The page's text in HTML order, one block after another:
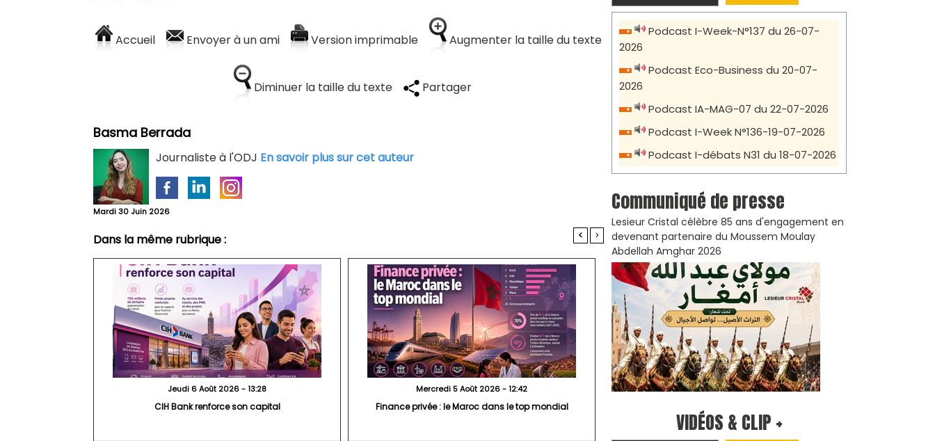
Accueil Envoyer à un ami Version imprimable Augmenter la taille du texte
Diminuer la taille du texte Partager
Basma Berrada
Journaliste à l'ODJ En savoir plus sur cet auteur
Mardi 30 Juin 2026
Dans la même rubrique : < >
Jeudi 6 Août 2026 - 13:28
CIH Bank renforce son capital
Mercredi 5 Août 2026 - 12:42
Finance privée : le Maroc dans le top mondial
Podcast I-Week-N°137 du 26-07-
2026
Podcast Eco-Business du 20-07-
2026
Podcast IA-MAG-07 du 22-07-2026
Podcast I-Week N°136-19-07-2026
Podcast I-débats N31 du 18-07-2026
Communiqué de presse
Lesieur Cristal célèbre 85 ans d'engagement en
devenant partenaire du Moussem Moulay
Abdellah Amghar 2026
VIDÉOS & CLIP +